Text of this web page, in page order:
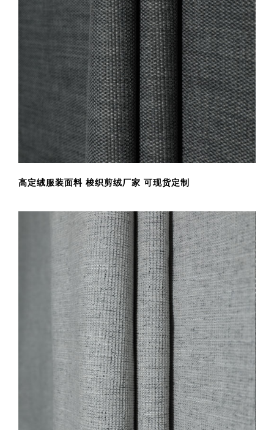
添加到购物车
高定绒服装面料 梭织剪绒厂家 可现货定制
添加到购物车